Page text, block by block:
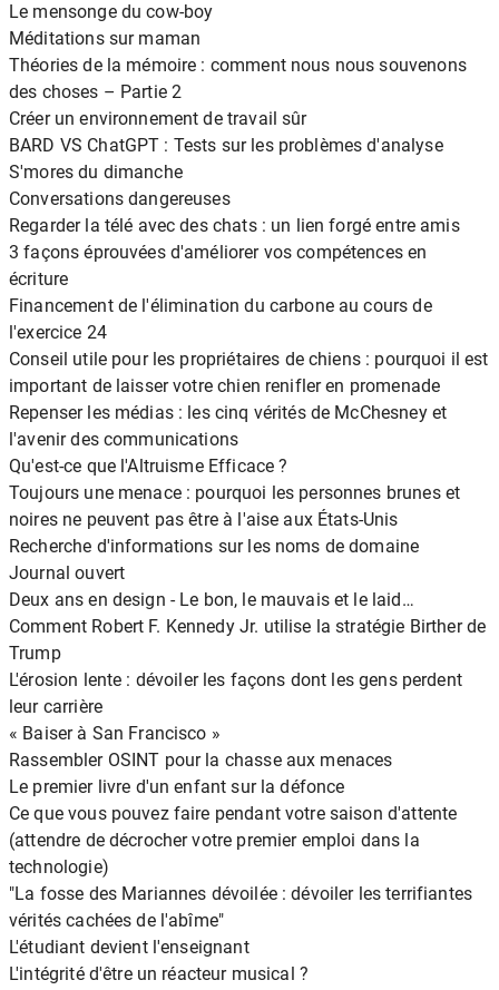
Le mensonge du cow-boy
Méditations sur maman
Théories de la mémoire : comment nous nous souvenons
des choses – Partie 2
Créer un environnement de travail sûr
BARD VS ChatGPT : Tests sur les problèmes d'analyse
S'mores du dimanche
Conversations dangereuses
Regarder la télé avec des chats : un lien forgé entre amis
3 façons éprouvées d'améliorer vos compétences en
écriture
Financement de l'élimination du carbone au cours de
l'exercice 24
Conseil utile pour les propriétaires de chiens : pourquoi il est
important de laisser votre chien renifler en promenade
Repenser les médias : les cinq vérités de McChesney et
l'avenir des communications
Qu'est-ce que l'Altruisme Efficace ?
Toujours une menace : pourquoi les personnes brunes et
noires ne peuvent pas être à l'aise aux États-Unis
Recherche d'informations sur les noms de domaine
Journal ouvert
Deux ans en design - Le bon, le mauvais et le laid…
Comment Robert F. Kennedy Jr. utilise la stratégie Birther de
Trump
L'érosion lente : dévoiler les façons dont les gens perdent
leur carrière
« Baiser à San Francisco »
Rassembler OSINT pour la chasse aux menaces
Le premier livre d'un enfant sur la défonce
Ce que vous pouvez faire pendant votre saison d'attente
(attendre de décrocher votre premier emploi dans la
technologie)
"La fosse des Mariannes dévoilée : dévoiler les terrifiantes
vérités cachées de l'abîme"
L'étudiant devient l'enseignant
L'intégrité d'être un réacteur musical ?